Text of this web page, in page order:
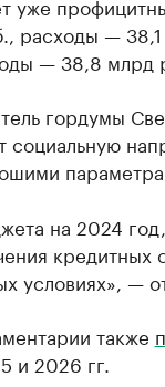
расходы —
— 38,8 млрд
гордумы
социальную
на 2024
кредитных
условиях», —
также
и 2026 гг.